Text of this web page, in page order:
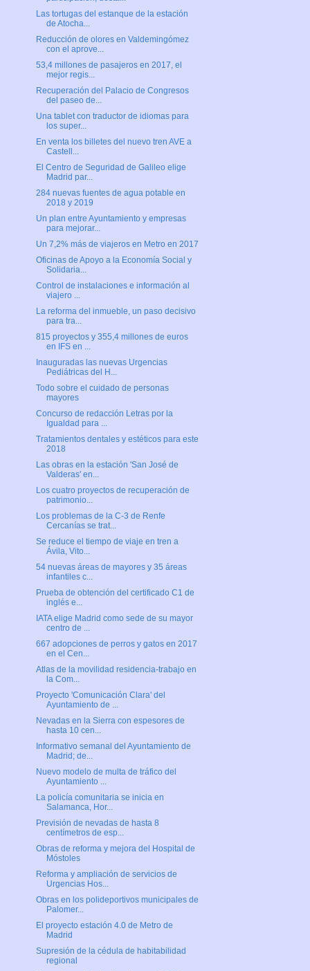
Las tortugas del estanque de la estación
de Atocha...
Reducción de olores en Valdemingómez
con el aprove...
53,4 millones de pasajeros en 2017, el
mejor regis...
Recuperación del Palacio de Congresos
del paseo de...
Una tablet con traductor de idiomas para
los super...
En venta los billetes del nuevo tren AVE a
Castell...
El Centro de Seguridad de Galileo elige
Madrid par...
284 nuevas fuentes de agua potable en
2018 y 2019
Un plan entre Ayuntamiento y empresas
para mejorar...
Un 7,2% más de viajeros en Metro en 2017
Oficinas de Apoyo a la Economía Social y
Solidaria...
Control de instalaciones e información al
viajero ...
La reforma del inmueble, un paso decisivo
para tra...
815 proyectos y 355,4 millones de euros
en IFS en ...
Inauguradas las nuevas Urgencias
Pediátricas del H...
Todo sobre el cuidado de personas
mayores
Concurso de redacción Letras por la
Igualdad para ...
Tratamientos dentales y estéticos para este
2018
Las obras en la estación 'San José de
Valderas' en...
Los cuatro proyectos de recuperación de
patrimonio...
Los problemas de la C-3 de Renfe
Cercanías se trat...
Se reduce el tiempo de viaje en tren a
Ávila, Vito...
54 nuevas áreas de mayores y 35 áreas
infantiles c...
Prueba de obtención del certificado C1 de
inglés e...
IATA elige Madrid como sede de su mayor
centro de ...
667 adopciones de perros y gatos en 2017
en el Cen...
Atlas de la movilidad residencia-trabajo en
la Com...
Proyecto 'Comunicación Clara' del
Ayuntamiento de ...
Nevadas en la Sierra con espesores de
hasta 10 cen...
Informativo semanal del Ayuntamiento de
Madrid; de...
Nuevo modelo de multa de tráfico del
Ayuntamiento ...
La policía comunitaria se inicia en
Salamanca, Hor...
Previsión de nevadas de hasta 8
centímetros de esp...
Obras de reforma y mejora del Hospital de
Móstoles
Reforma y ampliación de servicios de
Urgencias Hos...
Obras en los polideportivos municipales de
Palomer...
El proyecto estación 4.0 de Metro de
Madrid
Supresión de la cédula de habitabilidad
regional